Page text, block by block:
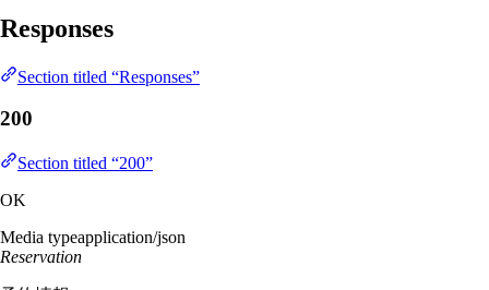
Responses
Section titled “Responses”
200
Section titled “200”
OK
Media typeapplication/json
Reservation